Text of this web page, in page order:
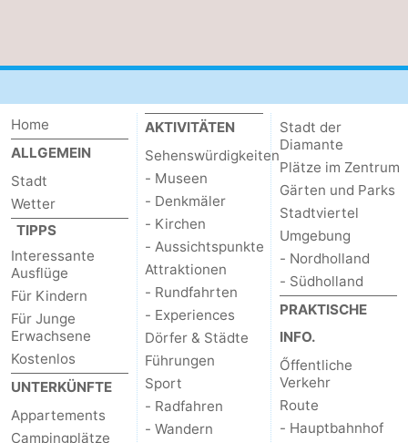
Home
ALLGEMEIN
Stadt
Wetter
TIPPS
Interessante
Ausflüge
Für Kindern
Für Junge
Erwachsene
Kostenlos
UNTERKÜNFTE
Appartements
Campingplätze
AKTIVITÄTEN
Sehenswürdigkeiten
- Museen
- Denkmäler
- Kirchen
- Aussichtspunkte
Attraktionen
- Rundfahrten
- Experiences
Dörfer & Städte
Führungen
Sport
- Radfahren
- Wandern
Stadt der
Diamante
Plätze im Zentrum
Gärten und Parks
Stadtviertel
Umgebung
- Nordholland
- Südholland
PRAKTISCHE
INFO.
Őffentliche
Verkehr
Route
- Hauptbahnhof